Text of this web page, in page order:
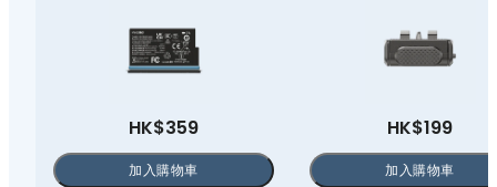
HK$359
加入購物車
HK$199
加入購物車